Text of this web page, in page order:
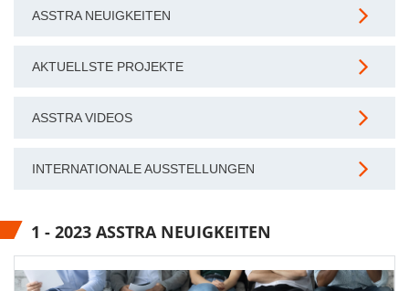
ASSTRA NEUIGKEITEN
AKTUELLSTE PROJEKTE
ASSTRA VIDEOS
INTERNATIONALE AUSSTELLUNGEN
1 - 2023 ASSTRA NEUIGKEITEN